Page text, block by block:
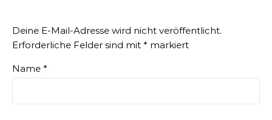
Deine E-Mail-Adresse wird nicht veröffentlicht.
Erforderliche Felder sind mit * markiert
Name *